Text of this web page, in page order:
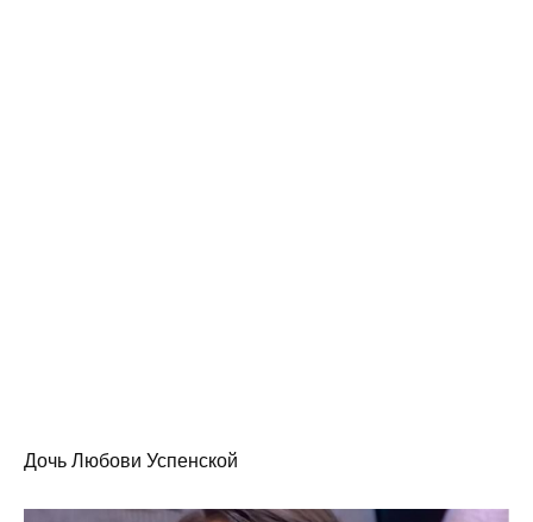
Дочь Любови Успенской